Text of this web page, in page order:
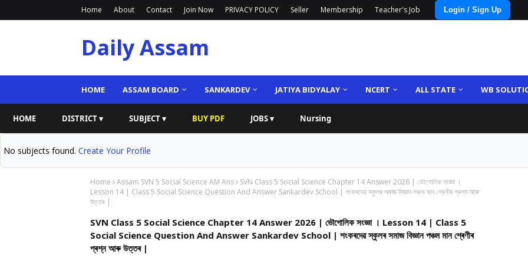
Home About Contact Join Now PRIVACY POLICY Seller Membership Teacher's Job Login / Sign Up
Daily Assam
HOME ASSAM BOARD SANKARDEV JATIYA BIDYALAY NCERT ALL STATE WB
HOME DISTRICT ▾ SUBJECT ▾ BUY PDF JOBS ▾ Nursing
No subjects found. Create Your Profile
Home Assam SVN 5 Social Science AM Ans
SVN Class 5 Social Science Chapter 14 Answer 2026 | ভৌগোলিক সংজ্ঞা ।
Lesson 14 | Class 5 Social Science Question And Answer Sankardev School | শংকৰদেৱ স্কুলৰ সমাজ বিজ্ঞান পঞ্চম মান শ্ৰেণীৰ প্ৰশ্ন আৰু
উত্তৰ |
SVN Class 5 Social Science Chapter 14 Answer 2026 | ভৌগোলিক সংজ্ঞা । Lesson 14 | Class 5
Social Science Question And Answer Sankardev School | শংকৰদেৱ স্কুলৰ সমাজ বিজ্ঞান পঞ্চম মান শ্ৰেণীৰ
প্ৰশ্ন আৰু উত্তৰ |